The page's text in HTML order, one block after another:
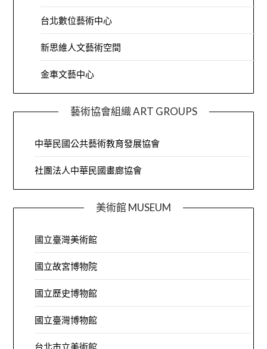
台北數位藝術中心
新思維人文藝術空間
金車文藝中心
藝術協會組織 ART GROUPS
中華民國公共藝術教育發展協會
社團法人中華民國畫廊協會
美術館 MUSEUM
國立臺灣美術館
國立故宮博物院
國立歷史博物館
國立臺灣博物館
台北市立美術館